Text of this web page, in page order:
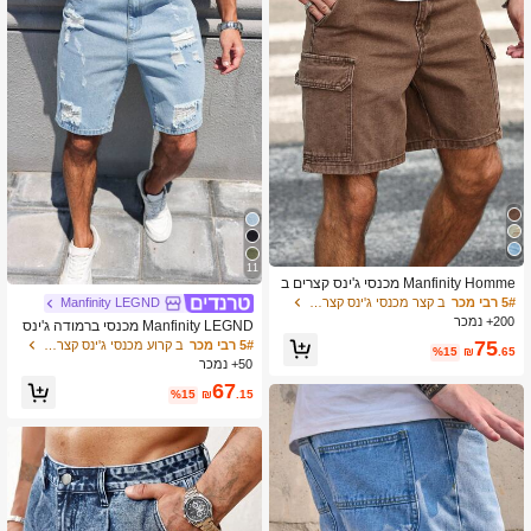
Manfinity Homme מכנסי ג'ינס קצרים ב
צבע אחיד לגברים, מתאים לקיץ
5# רבי מכר
200+ נמכר
₪75.65
%15
11
Manfinity LEGND
Manfinity LEGND מכנסי ברמודה ג'ינס
בגזרה בהירה ואלגנטית לגברים, מושלמי
ם לקיץ רגוע, לחבר ולבעל, מכנסי ג'ינס רח
5# רבי מכר
50+ נמכר
₪67.15
%15